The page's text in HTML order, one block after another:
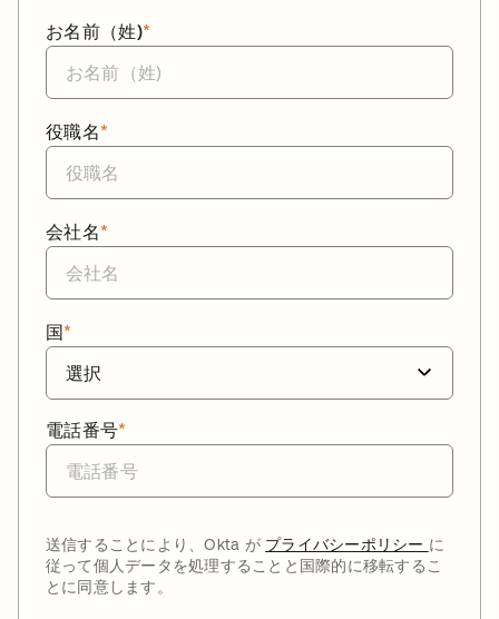
*
お名前（姓)
*
役職名
*
会社名
*
国
*
電話番号
送信することにより、Okta が プライバシーポリシー に
従って個人データを処理することと国際的に移転するこ
とに同意します。